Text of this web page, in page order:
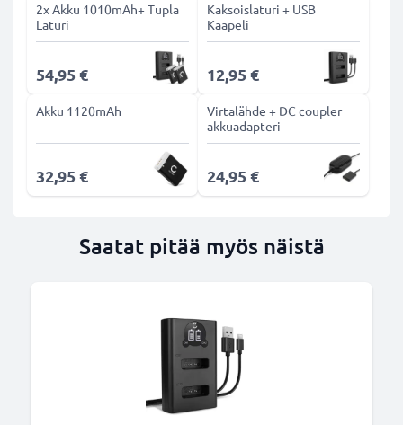
2x Akku 1010mAh+ Tupla
Laturi
54,95 €
Kaksoislaturi + USB
Kaapeli
12,95 €
Akku 1120mAh
32,95 €
Virtalähde + DC coupler
akkuadapteri
24,95 €
Saatat pitää myös näistä